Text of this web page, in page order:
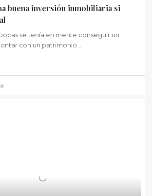
buena inversión inmobiliaria si
se tenía en mente conseguir un
con un patrimonio...